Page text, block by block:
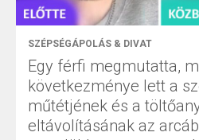
SZÉPSÉGÁPOLÁS & DIVAT
Egy férfi megmutatta,
következménye lett a
műtétjének és a
eltávolításának az